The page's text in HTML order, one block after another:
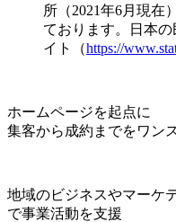
所（2021年6月現在
ております。日本
イト（https://
ホームページを起点に
集客から成約までをワン
地域のビジネスやマーケ
で事業活動を支援